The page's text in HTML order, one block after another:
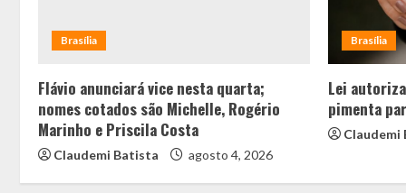
Brasília
Flávio anunciará vice nesta quarta;
nomes cotados são Michelle, Rogério
Marinho e Priscila Costa
Claudemi Batista agosto 4, 2026
Brasília
Lei
pimenta
Claudemi